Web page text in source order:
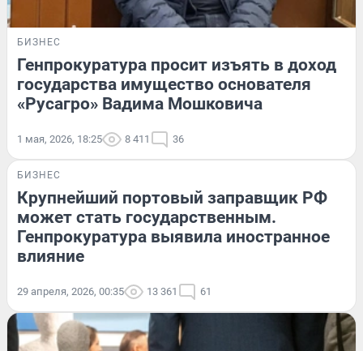
БИЗНЕС
Генпрокуратура просит изъять в доход
государства имущество основателя
«Русагро» Вадима Мошковича
1 мая, 2026, 18:25 8 411 36
БИЗНЕС
Крупнейший портовый заправщик РФ
может стать государственным.
Генпрокуратура выявила иностранное
влияние
29 апреля, 2026, 00:35 13 361 61